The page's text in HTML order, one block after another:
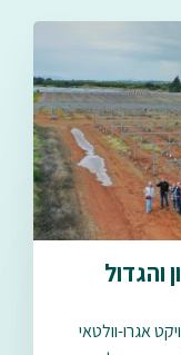
והגדול
אגרו-וולטאי